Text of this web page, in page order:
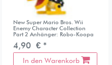
New Super Mario Bros. Wii
Enemy Character Collection
Part 2 Anhänger: Robo-Koopa
4,90 € *
In den Warenkorb